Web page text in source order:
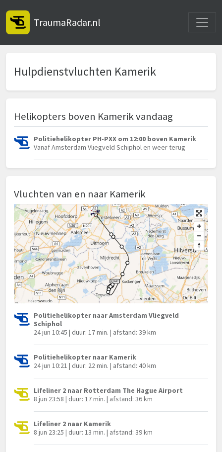
TraumaRadar.nl
Hulpdienstvluchten Kamerik
Helikopters boven Kamerik vandaag
Politiehelikopter PH-PXX om 12:00 boven Kamerik
Vanaf Amsterdam Vliegveld Schiphol en weer terug
Vluchten van en naar Kamerik
Politiehelikopter naar Amsterdam Vliegveld
Schiphol
24 jun 10:45 | duur: 17 min. | afstand: 39 km
Politiehelikopter naar Kamerik
24 jun 10:21 | duur: 22 min. | afstand: 40 km
Lifeliner 2 naar Rotterdam The Hague Airport
8 jun 23:58 | duur: 17 min. | afstand: 36 km
Lifeliner 2 naar Kamerik
8 jun 23:25 | duur: 13 min. | afstand: 39 km